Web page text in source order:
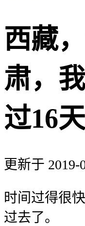
西藏
肃，
过16
更新于 2019-
时间过得很
过去了。